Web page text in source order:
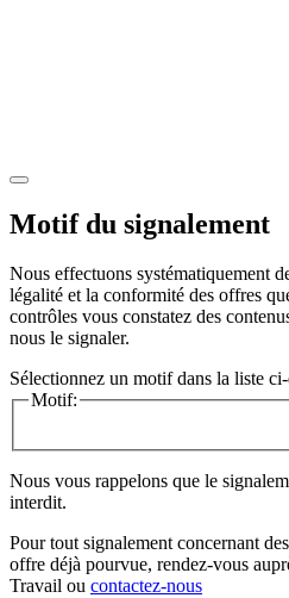
Motif du signalement
Nous effectuons systématiquement
légalité et la conformité des offres
contrôles vous constatez des
nous le signaler.
Sélectionnez un motif dans la liste ci-
Motif:
Nous vous rappelons que le
interdit.
Pour tout signalement concernant des
offre déjà pourvue, rendez-vous
Travail ou contactez-nous